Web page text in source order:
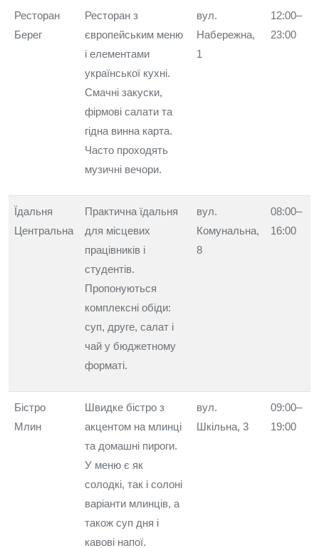
Ресторан
Берег
Ресторан з
європейським меню
і елементами
української кухні.
Смачні закуски,
фірмові салати та
гідна винна карта.
Часто проходять
музичні вечори.
вул.
Набережна,
1
12:00–
23:00
Їдальня
Центральна
Практична їдальня
для місцевих
працівників і
студентів.
Пропонуються
комплексні обіди:
суп, друге, салат і
чай у бюджетному
форматі.
вул.
Комунальна,
8
08:00–
16:00
Бістро
Млин
Швидке бістро з
акцентом на млинці
та домашні пироги.
У меню є як
солодкі, так і солоні
варіанти млинців, а
також суп дня і
кавові напої.
вул.
Шкільна, 3
09:00–
19:00